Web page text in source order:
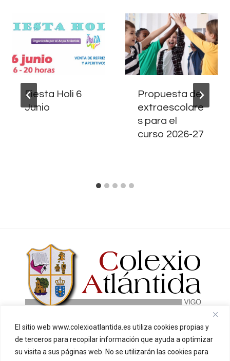
El sitio web www.colexioatlantida.es utiliza cookies propias y
de terceros para recopilar información que ayuda a optimizar
su visita a sus páginas web. No se utilizarán las cookies para
Fiesta Holi 6
Junio
Propuesta de
extraescolare
s para el
curso 2026-27
INICIO
O NOSO CENTRO
SECRETARÍA
CONTACTO
PUNTO LARANXA